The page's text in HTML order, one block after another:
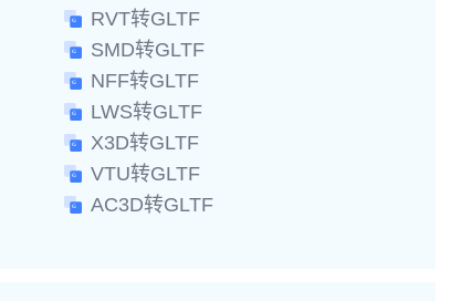
RVT转GLTF
SMD转GLTF
NFF转GLTF
LWS转GLTF
X3D转GLTF
VTU转GLTF
AC3D转GLTF